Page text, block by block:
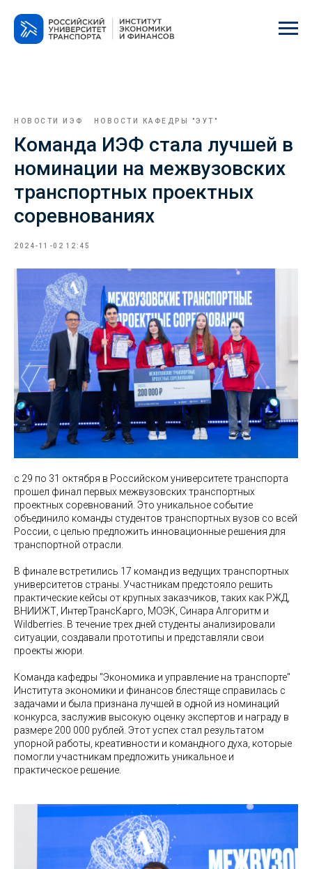
НОВОСТИ ИЭФ НОВОСТИ КАФЕДРЫ "ЭУТ"
Команда ИЭФ стала лучшей в
номинации на межвузовских
транспортных проектных
соревнованиях
2024-11-02 12:45
с 29 по 31 октября в Российском университете транспорта
прошел финал первых межвузовских транспортных
проектных соревнований. Это уникальное событие
объединило команды студентов транспортных вузов со всей
России, с целью предложить инновационные решения для
транспортной отрасли.
В финале встретились 17 команд из ведущих транспортных
университетов страны. Участникам предстояло решить
практические кейсы от крупных заказчиков, таких как РЖД,
ВНИИЖТ, ИнтерТрансКарго, МОЭК, Синара Алгоритм и
Wildberries. В течение трех дней студенты анализировали
ситуации, создавали прототипы и представляли свои
проекты жюри.
Команда кафедры "Экономика и управление на транспорте"
Института экономики и финансов блестяще справилась с
задачами и была признана лучшей в одной из номинаций
конкурса, заслужив высокую оценку экспертов и награду в
размере 200 000 рублей. Этот успех стал результатом
упорной работы, креативности и командного духа, которые
помогли участникам предложить уникальное и
практическое решение.